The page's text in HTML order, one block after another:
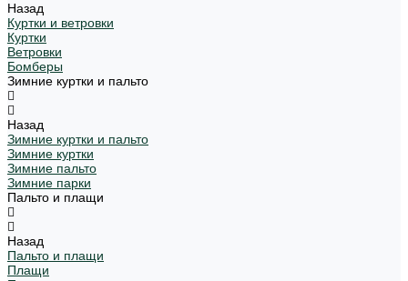
Назад
Куртки и ветровки
Куртки
Ветровки
Бомберы
Зимние куртки и пальто
Назад
Зимние куртки и пальто
Зимние куртки
Зимние пальто
Зимние парки
Пальто и плащи
Назад
Пальто и плащи
Плащи